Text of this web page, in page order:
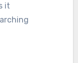
it